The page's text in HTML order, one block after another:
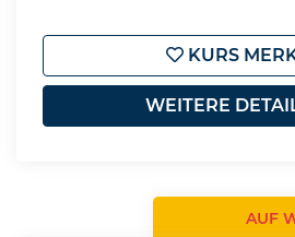
KURS
WEITERE
AUF